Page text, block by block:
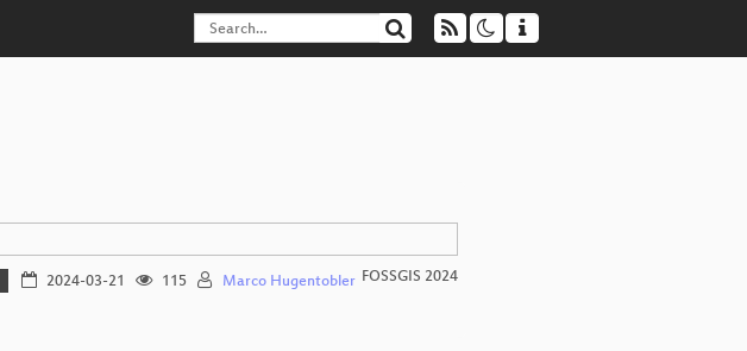
2024-03-21 115 Marco Hugentobler FOSSGIS 2024